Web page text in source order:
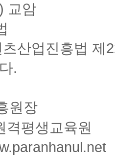
교암
산업진흥법 제
.
원장
격평생교육원